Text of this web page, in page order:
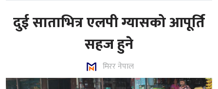
दुई साताभित्र एलपी ग्यासको आपूर्ति
सहज हुने
मिरर नेपाल